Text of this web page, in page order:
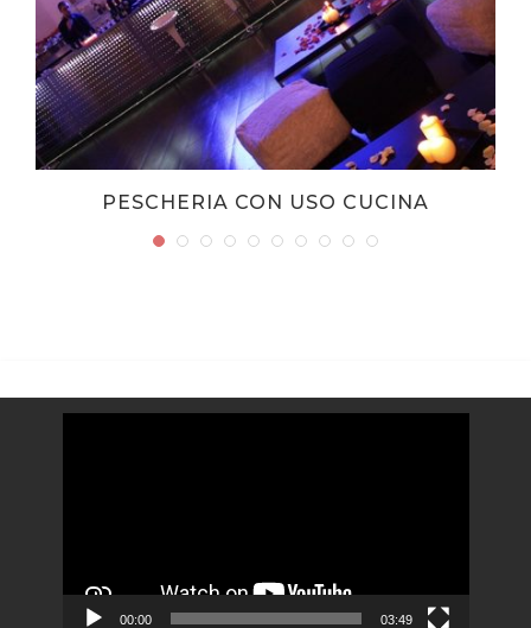
PESCHERIA CON USO CUCINA
00:00 03:49